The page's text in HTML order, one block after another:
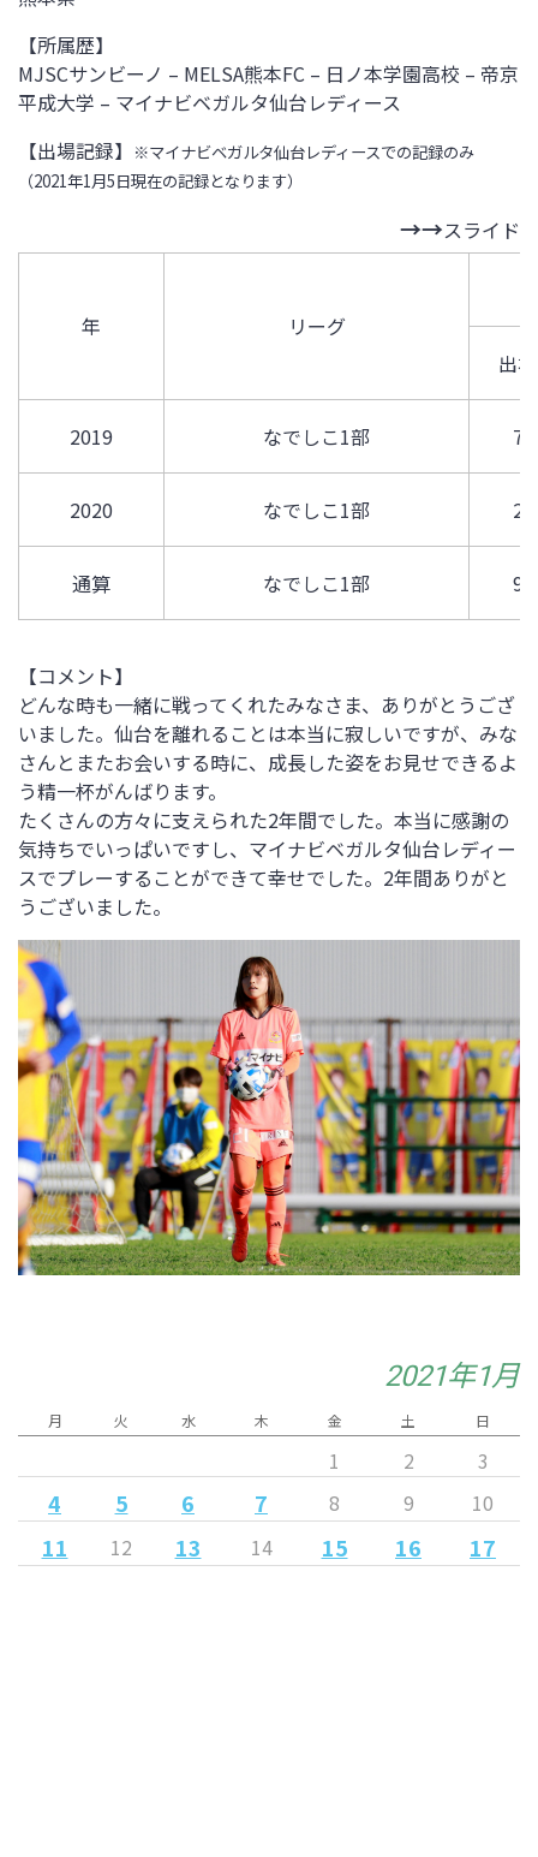
【所属歴】
MJSCサンビーノ – MELSA熊本FC – 日ノ本学園高校 – 帝京
平成大学 – マイナビベガルタ仙台レディース
【出場記録】
※マイナビベガルタ仙台レディースでの記録のみ
（2021年1月5日現在の記録となります）
スライド
年 リーグ
出場
2019 なでしこ1部 7
2020 なでしこ1部 2
通算 なでしこ1部 9
【コメント】
どんな時も一緒に戦ってくれたみなさま、ありがとうござ
いました。仙台を離れることは本当に寂しいですが、みな
さんとまたお会いする時に、成長した姿をお見せできるよ
う精一杯がんばります。
たくさんの方々に支えられた2年間でした。本当に感謝の
気持ちでいっぱいですし、マイナビベガルタ仙台レディー
スでプレーすることができて幸せでした。2年間ありがと
うございました。
2021年1月
月 火 水 木 金 土 日
1 2 3
4 5 6 7 8 9 10
11 12 13 14 15 16 17